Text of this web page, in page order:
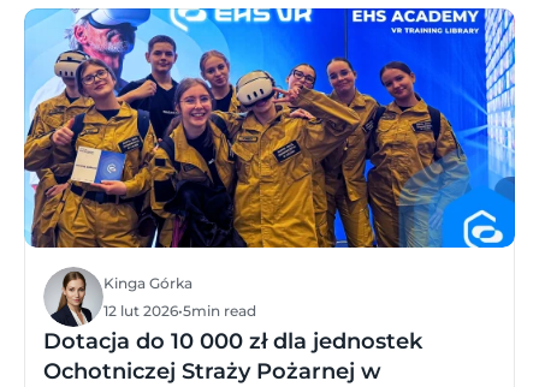
Kinga Górka
12 lut 2026•5min read
Dotacja do 10 000 zł dla jednostek
Ochotniczej Straży Pożarnej w